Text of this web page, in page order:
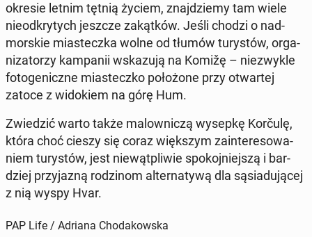
okresie letnim tętnią życiem, znaj­dzie­my tam wiele
nie­od­kry­tych jeszcze za­kąt­ków. Jeśli chodzi o nad­
mor­skie mia­stecz­ka wolne od tłumów tu­ry­stów, or­ga­
ni­za­to­rzy kam­pa­nii wska­zu­ją na Komižę – nie­zwy­kle
fo­to­ge­nicz­ne mia­stecz­ko po­ło­żo­ne przy otwar­tej
zatoce z wi­do­kiem na górę Hum.
Zwie­dzić warto także ma­low­ni­czą wysepkę Korčulę,
która choć cieszy się coraz więk­szym za­in­te­re­so­wa­
niem tu­ry­stów, jest nie­wąt­pli­wie spo­koj­niej­szą i bar­
dziej przy­ja­zną ro­dzi­nom al­ter­na­ty­wą dla są­sia­du­ją­cej
z nią wyspy Hvar.
PAP Life / Adriana Chodakowska